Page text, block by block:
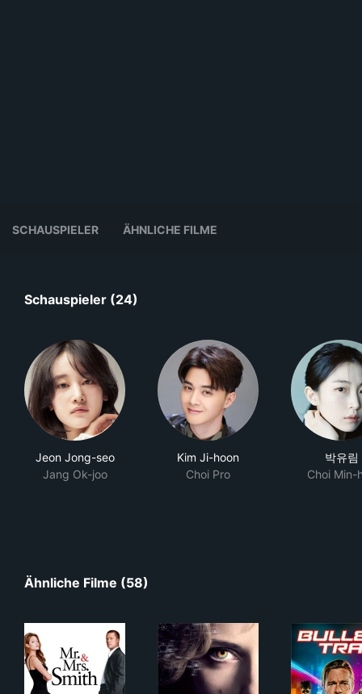
SCHAUSPIELER ÄHNLICHE FILME
Schauspieler (24)
Jeon Jong-seo
Jang Ok-joo
Kim Ji-hoon
Choi Pro
박유림
Choi Min-
Ähnliche Filme (58)